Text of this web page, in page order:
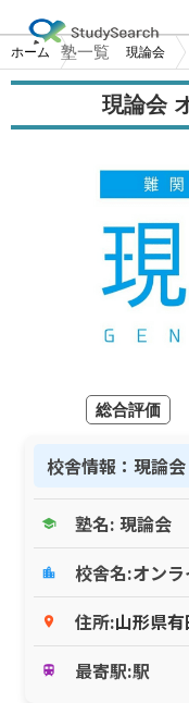
ホーム 塾一覧 現論会
現論会
総合評価
校舎情報：現論
school 塾名: 現論会
location_city 校舎名:オン
place 住所:山形県
train 最寄駅:駅